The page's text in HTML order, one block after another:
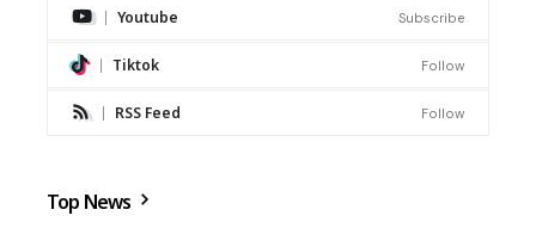
Youtube Subscribe
Tiktok Follow
RSS Feed Follow
Top News